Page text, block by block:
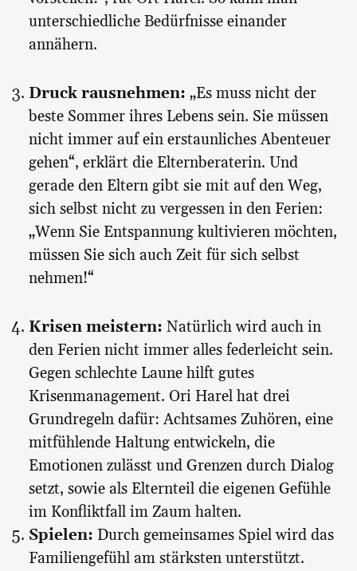
unterschiedliche Bedürfnisse einander
annähern.
Druck rausnehmen: „Es muss nicht der
beste Sommer ihres Lebens sein. Sie müssen
nicht immer auf ein erstaunliches Abenteuer
gehen“, erklärt die Elternberaterin. Und
gerade den Eltern gibt sie mit auf den Weg,
sich selbst nicht zu vergessen in den Ferien:
„Wenn Sie Entspannung kultivieren möchten,
müssen Sie sich auch Zeit für sich selbst
nehmen!“
Krisen meistern: Natürlich wird auch in
den Ferien nicht immer alles federleicht sein.
Gegen schlechte Laune hilft gutes
Krisenmanagement. Ori Harel hat drei
Grundregeln dafür: Achtsames Zuhören, eine
mitfühlende Haltung entwickeln, die
Emotionen zulässt und Grenzen durch Dialog
setzt, sowie als Elternteil die eigenen Gefühle
im Konfliktfall im Zaum halten.
Spielen: Durch gemeinsames Spiel wird das
Familiengefühl am stärksten unterstützt.